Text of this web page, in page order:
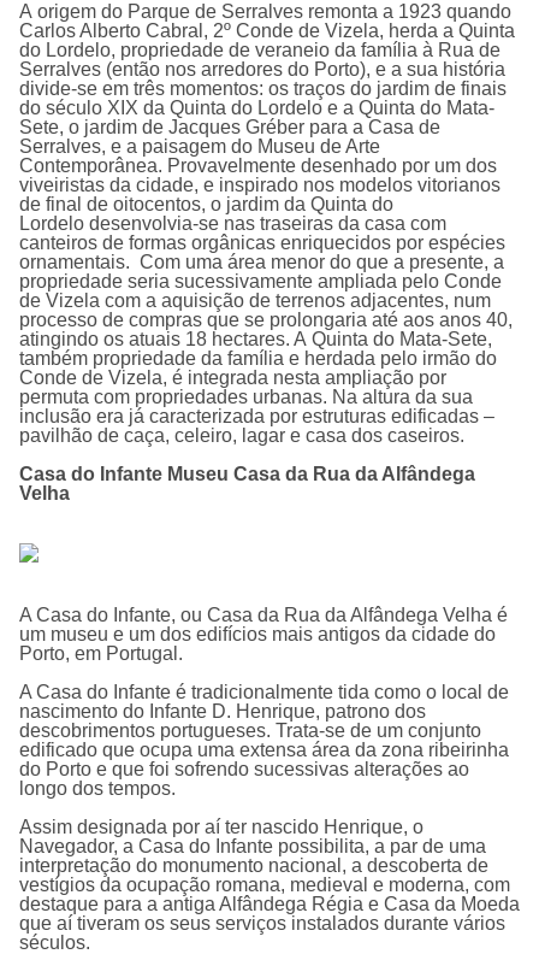
A origem do Parque de Serralves remonta a 1923 quando
Carlos Alberto Cabral, 2º Conde de Vizela, herda a Quinta
do Lordelo, propriedade de veraneio da família à Rua de
Serralves (então nos arredores do Porto), e a sua história
divide-se em três momentos: os traços do jardim de finais
do século XIX da Quinta do Lordelo e a Quinta do Mata-
Sete, o jardim de Jacques Gréber para a Casa de
Serralves, e a paisagem do Museu de Arte
Contemporânea. Provavelmente desenhado por um dos
viveiristas da cidade, e inspirado nos modelos vitorianos
de final de oitocentos, o jardim da Quinta do
Lordelo desenvolvia-se nas traseiras da casa com
canteiros de formas orgânicas enriquecidos por espécies
ornamentais. Com uma área menor do que a presente, a
propriedade seria sucessivamente ampliada pelo Conde
de Vizela com a aquisição de terrenos adjacentes, num
processo de compras que se prolongaria até aos anos 40,
atingindo os atuais 18 hectares. A Quinta do Mata-Sete,
também propriedade da família e herdada pelo irmão do
Conde de Vizela, é integrada nesta ampliação por
permuta com propriedades urbanas. Na altura da sua
inclusão era já caracterizada por estruturas edificadas –
pavilhão de caça, celeiro, lagar e casa dos caseiros.
Casa do Infante Museu Casa da Rua da Alfândega
Velha
A Casa do Infante, ou Casa da Rua da Alfândega Velha é
um museu e um dos edifí­cios mais antigos da cidade do
Porto, em Portugal.
A Casa do Infante é tradicionalmente tida como o local de
nascimento do Infante D. Henrique, patrono dos
descobrimentos portugueses. Trata-se de um conjunto
edificado que ocupa uma extensa área da zona ribeirinha
do Porto e que foi sofrendo sucessivas alterações ao
longo dos tempos.
Assim designada por aí ter nascido Henrique, o
Navegador, a Casa do Infante possibilita, a par de uma
interpretação do monumento nacional, a descoberta de
vestígios da ocupação romana, medieval e moderna, com
destaque para a antiga Alfândega Régia e Casa da Moeda
que aí tiveram os seus serviços instalados durante vários
séculos.